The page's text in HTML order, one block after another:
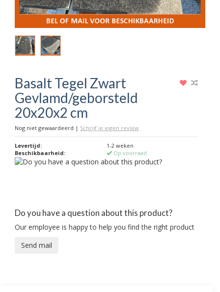
Basalt Tegel Zwart
Gevlamd/geborsteld
20x20x2 cm
Nog niet gewaardeerd | Schrijf je eigen review
Levertijd:
1-2 weken
Beschikbaarheid:
Op voorraad
Do you have a question about this product?
Our employee is happy to help you find the right product
Send mail